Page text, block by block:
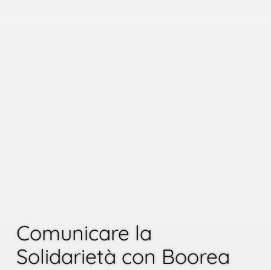
Comunicare la
Solidarietà con Boorea